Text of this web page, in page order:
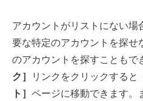
アカウントがリストにない場
要な特定のアカウントを探せ
のアカウントを探すこともで
ク］
リンクをクリックすると
ト］ ページに移動できます。